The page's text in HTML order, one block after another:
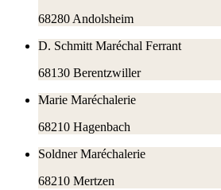
68280 Andolsheim
D. Schmitt Maréchal Ferrant
68130 Berentzwiller
Marie Maréchalerie
68210 Hagenbach
Soldner Maréchalerie
68210 Mertzen